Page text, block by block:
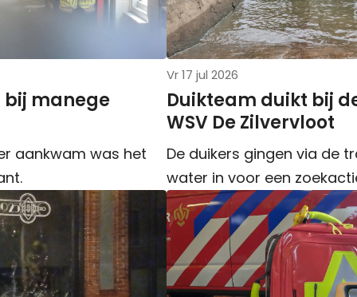
manege
aankwam was het
Vr 17 jul 2026
Duikteam duikt bij
WSV De Zilvervloot
De duikers gingen via de
water in voor een